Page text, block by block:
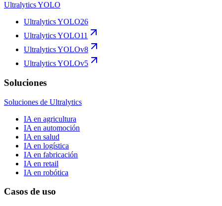
Ultralytics YOLO
Ultralytics YOLO26
Ultralytics YOLO11
Ultralytics YOLOv8
Ultralytics YOLOv5
Soluciones
Soluciones de Ultralytics
IA en agricultura
IA en automoción
IA en salud
IA en logística
IA en fabricación
IA en retail
IA en robótica
Casos de uso